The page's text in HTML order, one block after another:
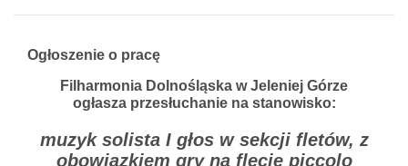
Ogłoszenie o pracę
Filharmonia Dolnośląska w Jeleniej Górze
ogłasza przesłuchanie na stanowisko:
muzyk solista I głos w sekcji fletów, z
obowiązkiem gry na flecie piccolo